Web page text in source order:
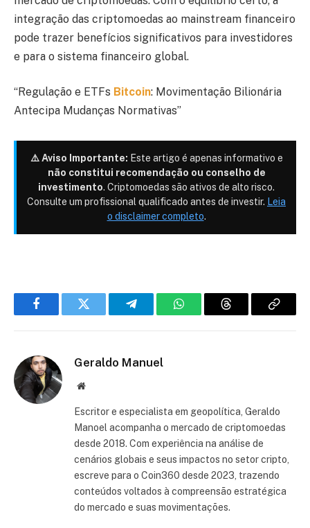
integração das criptomoedas ao mainstream financeiro
pode trazer benefícios significativos para investidores
e para o sistema financeiro global.
“Regulação e ETFs Bitcoin: Movimentação Bilionária
Antecipa Mudanças Normativas”
⚠️ Aviso Importante: Este artigo é apenas informativo e
não constitui recomendação ou conselho de
investimento. Criptomoedas são ativos de alto risco.
Consulte um profissional qualificado antes de investir. Leia
o disclaimer completo.
FacebookTwitter TelegramWhatsAppThreads Copiar
Geraldo Manuel
Site
Escritor e especialista em geopolítica, Geraldo
Manoel acompanha o mercado de criptomoedas
desde 2018. Com experiência na análise de
cenários globais e seus impactos no setor cripto,
escreve para o Coin360 desde 2023, trazendo
conteúdos voltados à compreensão estratégica
do mercado e suas movimentações.